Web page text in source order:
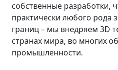
собственные разработки,
практически любого рода
границ – мы внедряем 3D
странах мира, во многих
промышленности.